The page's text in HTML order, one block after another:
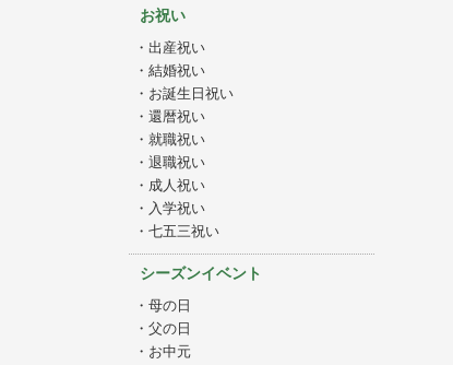
お祝い
・出産祝い
・結婚祝い
・お誕生日祝い
・還暦祝い
・就職祝い
・退職祝い
・成人祝い
・入学祝い
・七五三祝い
シーズンイベント
・母の日
・父の日
・お中元